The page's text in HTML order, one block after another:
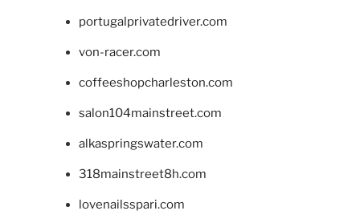
portugalprivatedriver.com
von-racer.com
coffeeshopcharleston.com
salon104mainstreet.com
alkaspringswater.com
318mainstreet8h.com
lovenailsspari.com